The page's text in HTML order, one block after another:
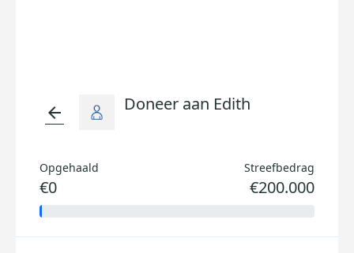
arrow_back Doneer aan Edith
Opgehaald
€0
Streefbedrag
€200.000